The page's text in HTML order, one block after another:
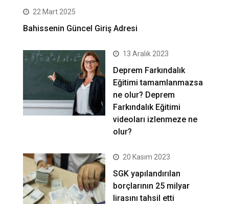
22 Mart 2025
Bahissenin Güncel Giriş Adresi
13 Aralık 2023
Deprem Farkındalık
Eğitimi tamamlanmazsa
ne olur? Deprem
Farkındalık Eğitimi
videoları izlenmeze ne
olur?
20 Kasım 2023
SGK yapılandırılan
borçlarının 25 milyar
lirasını tahsil etti